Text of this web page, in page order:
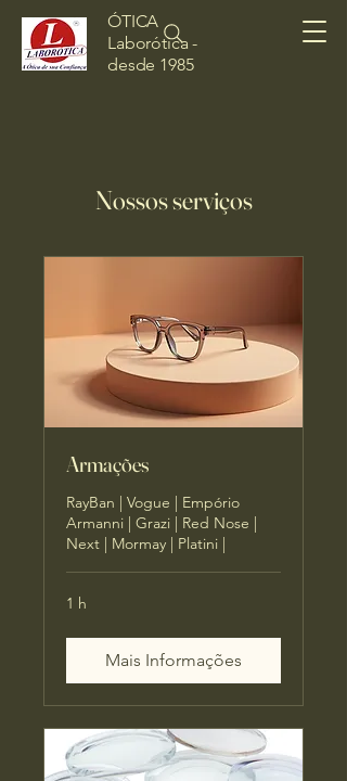
ÓTICA
Laborótica -
desde 1985
Nossos serviços
Armações
RayBan | Vogue | Empório
Armanni | Grazi | Red Nose |
Next | Mormay | Platini |
1 h
Mais Informações